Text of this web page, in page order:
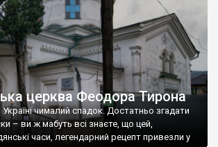
церква Феодора Тирона
чималий спадок. Достатньо згадати
– ви ж мабуть всі знаєте, що цей,
часи, легендарний рецепт привезли у